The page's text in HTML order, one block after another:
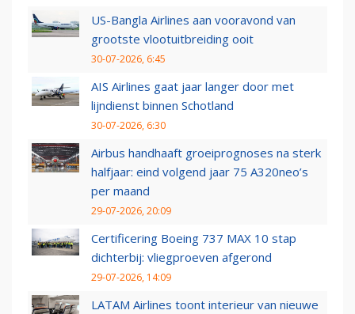
US-Bangla Airlines aan vooravond van
grootste vlootuitbreiding ooit
30-07-2026, 6:45
AIS Airlines gaat jaar langer door met
lijndienst binnen Schotland
30-07-2026, 6:30
Airbus handhaaft groeiprognoses na sterk
halfjaar: eind volgend jaar 75 A320neo’s
per maand
29-07-2026, 20:09
Certificering Boeing 737 MAX 10 stap
dichterbij: vliegproeven afgerond
29-07-2026, 14:09
LATAM Airlines toont interieur van nieuwe